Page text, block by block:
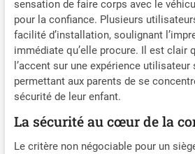
sensation de faire corps avec le
pour la confiance. Plusieurs
facilité d’installation, soulignant
immédiate qu’elle procure. Il est clair
l’accent sur une expérience utilisateur
permettant aux parents de se
sécurité de leur enfant.
La sécurité au cœur de la
Le critère non négociable pour un